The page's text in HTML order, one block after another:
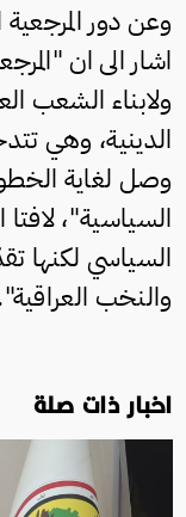
وعن دور المرجعية
اشار الى ان
ولابناء الشعب
الدينية، وهي
وصل لغاية
السياسية"،
السياسي لكنها
والنخب
اخبار ذات صلة